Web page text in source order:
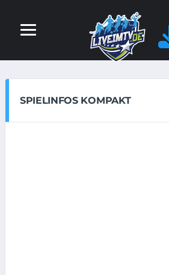
SPIELINFOS KOMPAKT